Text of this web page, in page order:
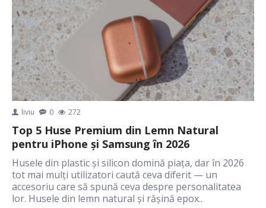
liviu 0 272
Top 5 Huse Premium din Lemn Natural
pentru iPhone și Samsung în 2026
Husele din plastic și silicon domină piața, dar în 2026
tot mai mulți utilizatori caută ceva diferit — un
accesoriu care să spună ceva despre personalitatea
lor. Husele din lemn natural și rășină epox..